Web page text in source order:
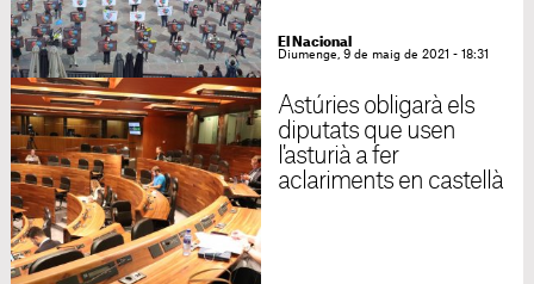
El Nacional
Diumenge, 9 de maig de 2021 - 18:31
Astúries obligarà els
diputats que usen
l'asturià a fer
aclariments en castellà